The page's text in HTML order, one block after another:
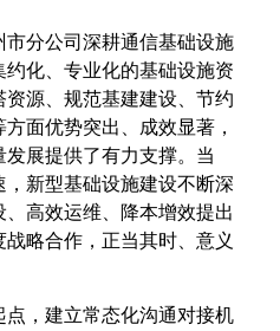
分公司深耕通信基础设施
化、专业化的基础设施资
源、规范基建建设、节约
面优势突出、成效显著，
展提供了有力支撑。当
新型基础设施建设不断深
高效运维、降本增效提出
略合作，正当其时、意义
，建立常态化沟通对接机